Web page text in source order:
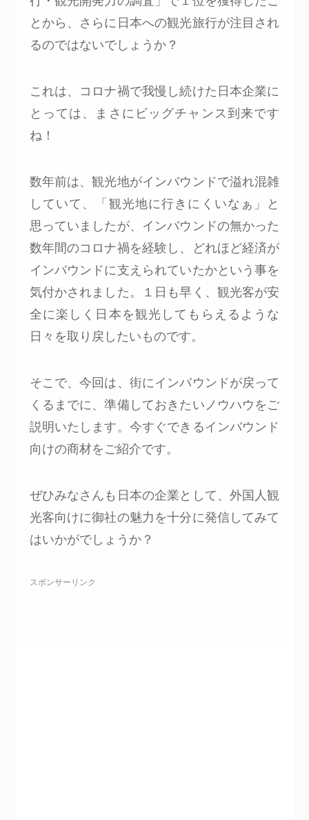
とから、さらに日本への観光旅行が注目され
るのではないでしょうか？
これは、コロナ禍で我慢し続けた日本企業に
とっては、まさにビッグチャンス到来です
ね！
数年前は、観光地がインバウンドで溢れ混雑
していて、「観光地に行きにくいなぁ」と
思っていましたが、インバウンドの無かった
数年間のコロナ禍を経験し、どれほど経済が
インバウンドに支えられていたかという事を
気付かされました。１日も早く、観光客が安
全に楽しく日本を観光してもらえるような
日々を取り戻したいものです。
そこで、今回は、街にインバウンドが戻って
くるまでに、準備しておきたいノウハウをご
説明いたします。今すぐできるインバウンド
向けの商材をご紹介です。
ぜひみなさんも日本の企業として、外国人観
光客向けに御社の魅力を十分に発信してみて
はいかがでしょうか？
スポンサーリンク